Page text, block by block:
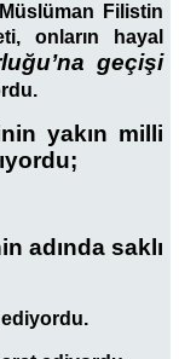
Filistin
onların hayal
geçişi
yakın milli
adında saklı